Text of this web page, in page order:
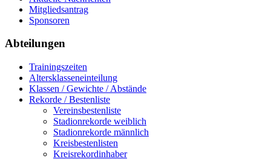
Mitgliedsantrag
Sponsoren
Abteilungen
Trainingszeiten
Altersklasseneinteilung
Klassen / Gewichte / Abstände
Rekorde / Bestenliste
Vereinsbestenliste
Stadionrekorde weiblich
Stadionrekorde männlich
Kreisbestenlisten
Kreisrekordinhaber